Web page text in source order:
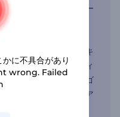
当社のプラットフォー
ールの両方で便利で
画テンプレートを選
を使って、独自のテキ
ドのアイデンティティ
ロゴ作成ツールでロゴ
す。さらに、ロゴ・ア
ョン化し、3Dアニメ
に不具合があり
wrong. Failed